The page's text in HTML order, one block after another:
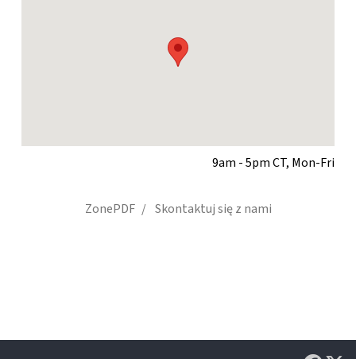
9am - 5pm CT, Mon-Fri
ZonePDF Skontaktuj się z nami